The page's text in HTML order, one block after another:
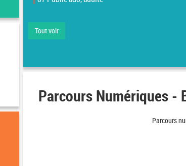
Tout voir
Parcours Numériques -
Parcours